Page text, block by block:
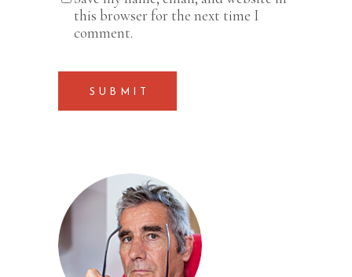
this browser for the next time I
comment.
SUBMIT